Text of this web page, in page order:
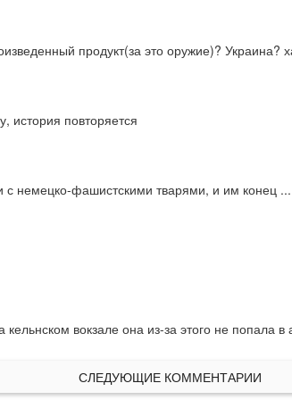
продукт(за это оружие)? Украина?
история повторяется
с немецко-фашистскими тварями, и им конец ...
вокзале она из-за этого не попала
СЛЕДУЮЩИЕ КОММЕНТАРИИ